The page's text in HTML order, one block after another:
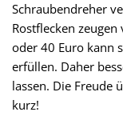
Schraubendreher
Rostflecken
oder 40 Euro kann
erfüllen. Daher
lassen. Die Freude
kurz!